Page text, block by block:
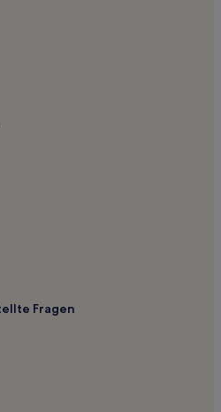
Bay
Wagga Wagga
Track Visitor Center
Hotels
Fragen